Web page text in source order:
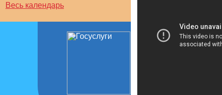
Весь календарь